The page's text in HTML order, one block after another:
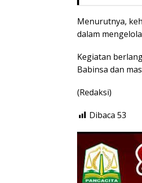
Menurutnya,
dalam
Kegiatan
Babinsa dan
(Redaksi)
Dibaca 53